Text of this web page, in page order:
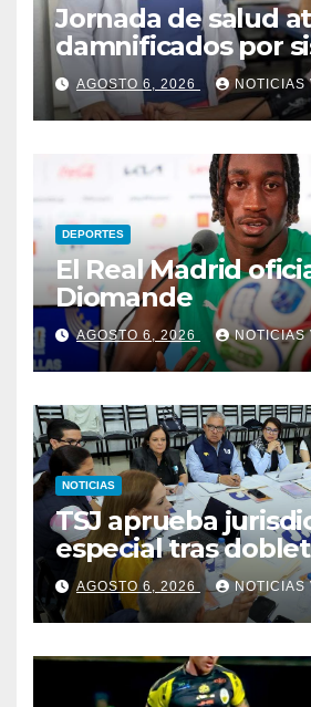
Jornada de salud
damnificados por
Aragua
AGOSTO 6, 2026 NOTICIAS
DEPORTES
El Real Madrid
Diomande
AGOSTO 6, 2026 NOTICIAS
NOTICIAS
TSJ aprueba
especial tras
AGOSTO 6, 2026 NOTICIAS